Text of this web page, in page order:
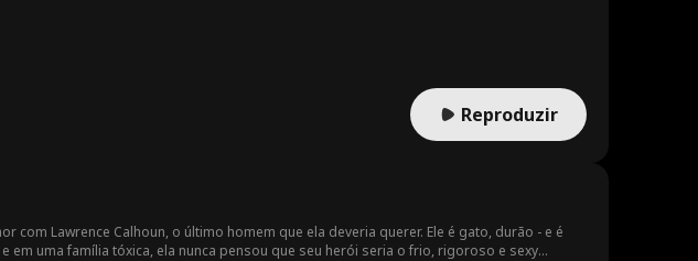
Reproduzir
com Lawrence Calhoun, o último homem que ela deveria querer. Ele é gato, durão - e é
em uma família tóxica, ela nunca pensou que seu herói seria o frio, rigoroso e sexy